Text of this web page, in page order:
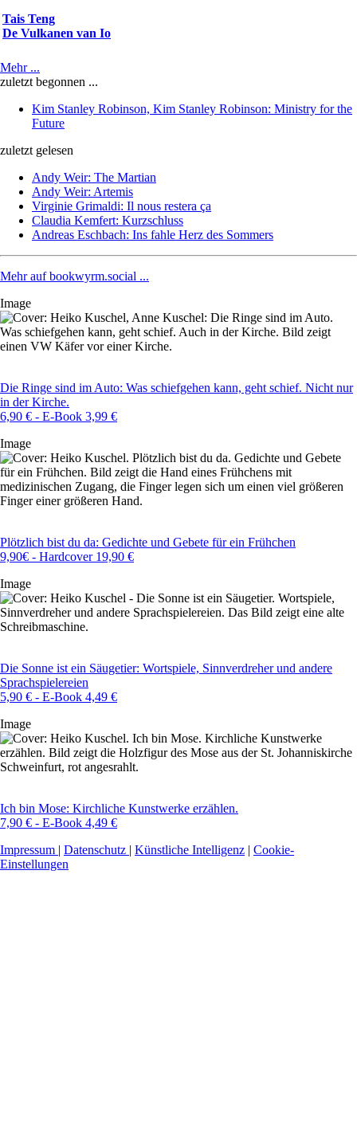
Tais Teng
De Vulkanen van Io
Mehr ...
zuletzt begonnen ...
Kim Stanley Robinson, Kim Stanley Robinson: Ministry for the
Future
zuletzt gelesen
Andy Weir: The Martian
Andy Weir: Artemis
Virginie Grimaldi: Il nous restera ça
Claudia Kemfert: Kurzschluss
Andreas Eschbach: Ins fahle Herz des Sommers
Mehr auf bookwyrm.social ...
Image
Die Ringe sind im Auto: Was schiefgehen kann, geht schief. Nicht nur
in der Kirche.
6,90 € - E-Book 3,99 €
Image
Plötzlich bist du da: Gedichte und Gebete für ein Frühchen
9,90€ - Hardcover 19,90 €
Image
Die Sonne ist ein Säugetier: Wortspiele, Sinnverdreher und andere
Sprachspielereien
5,90 € - E-Book 4,49 €
Image
Ich bin Mose: Kirchliche Kunstwerke erzählen.
7,90 € - E-Book 4,49 €
Impressum | Datenschutz | Künstliche Intelligenz | Cookie-
Einstellungen